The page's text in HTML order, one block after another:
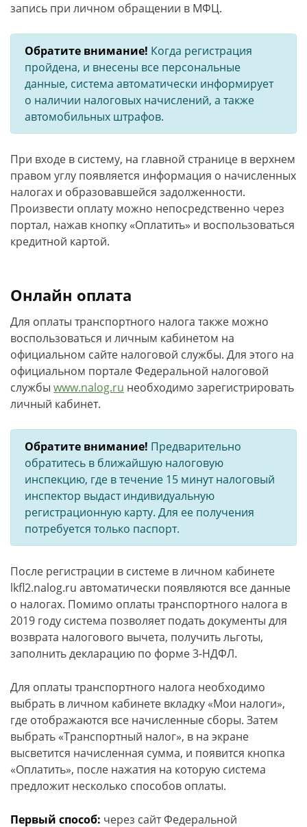
запись при личном обращении в МФЦ.
Обратите внимание! Когда регистрация
пройдена, и внесены все персональные
данные, система автоматически информирует
о наличии налоговых начислений, а также
автомобильных штрафов.
При входе в систему, на главной странице в верхнем
правом углу появляется информация о начисленных
налогах и образовавшейся задолженности.
Произвести оплату можно непосредственно через
портал, нажав кнопку «Оплатить» и воспользоваться
кредитной картой.
Онлайн оплата
Для оплаты транспортного налога также можно
воспользоваться и личным кабинетом на
официальном сайте налоговой службы. Для этого на
официальном портале Федеральной налоговой
службы www.nalog.ru необходимо зарегистрировать
личный кабинет.
Обратите внимание! Предварительно
обратитесь в ближайшую налоговую
инспекцию, где в течение 15 минут налоговый
инспектор выдаст индивидуальную
регистрационную карту. Для ее получения
потребуется только паспорт.
После регистрации в системе в личном кабинете
lkfl2.nalog.ru автоматически появляются все данные
о налогах. Помимо оплаты транспортного налога в
2019 году система позволяет подать документы для
возврата налогового вычета, получить льготы,
заполнить декларацию по форме 3-НДФЛ.
Для оплаты транспортного налога необходимо
выбрать в личном кабинете вкладку «Мои налоги»,
где отображаются все начисленные сборы. Затем
выбрать «Транспортный налог», в на экране
высветится начисленная сумма, и появится кнопка
«Оплатить», после нажатия на которую система
предложит несколько способов оплаты.
Первый способ: через сайт Федеральной